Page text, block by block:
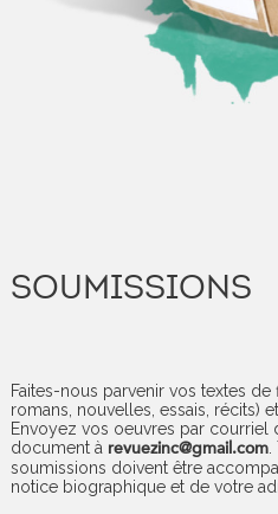
SOUMISSIONS
Faites-nous parvenir vos textes de
romans, nouvelles, essais, récits)
Envoyez vos oeuvres par courriel
document à revuezinc@gmail.com.
soumissions doivent être
notice biographique et de votre